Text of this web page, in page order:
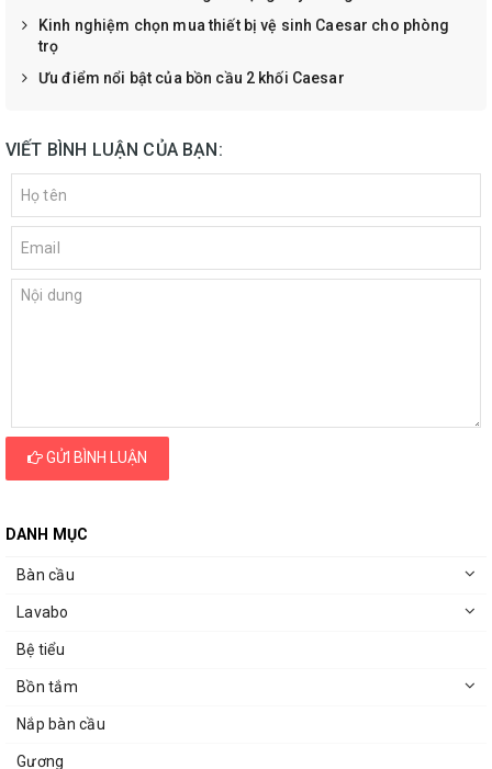
Kinh nghiệm chọn mua thiết bị vệ sinh Caesar cho phòng
trọ
Ưu điểm nổi bật của bồn cầu 2 khối Caesar
VIẾT BÌNH LUẬN CỦA BẠN:
GỬI BÌNH LUẬN
DANH MỤC
Bàn cầu
Lavabo
Bệ tiểu
Bồn tắm
Nắp bàn cầu
Gương